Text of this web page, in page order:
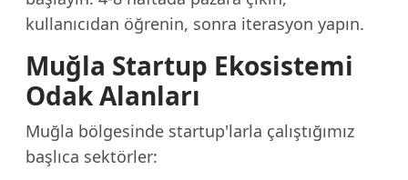
kullanıcıdan öğrenin, sonra iterasyon yapın.
Muğla Startup Ekosistemi
Odak Alanları
Muğla bölgesinde startup'larla çalıştığımız
başlıca sektörler: